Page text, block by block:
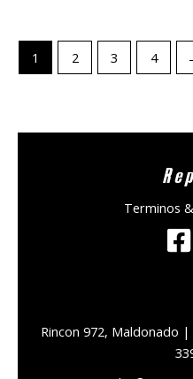
1 2 3 4
Terminos
Rincon 972, Maldonado